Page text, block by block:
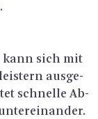
kann sich mit
aus­ge­
schnel­le Ab­